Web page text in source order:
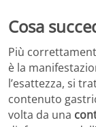
Cosa
Più
è la
l’esattezza, si
contenuto
volta da una